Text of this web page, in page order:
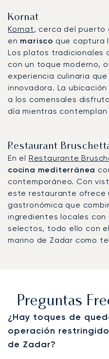
Kornat
Kornat, cerca del puerto
en marisco que captura
Los platos tradicionales
con un toque moderno,
experiencia culinaria
innovadora. La
a los comensales
día mientras
Restaurant
En el Restaurante
cocina mediterránea
contemporáneo. Con
este restaurante ofrece
gastronómica que
ingredientes locales con
selectos, todo ello con
marino de Zadar como
Preguntas
¿Hay toques de
operación
de Zadar?